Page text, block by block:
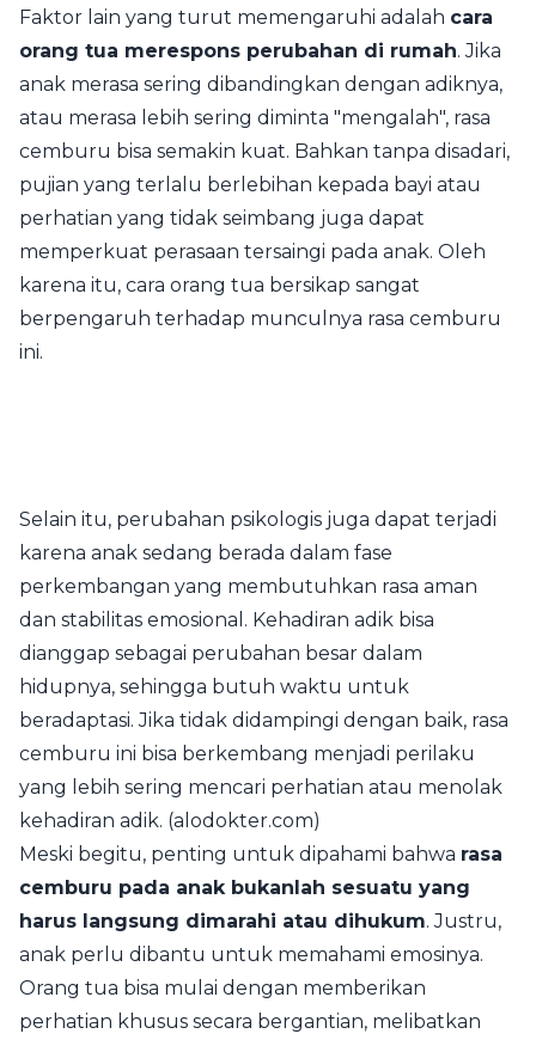
Faktor lain yang turut memengaruhi adalah cara
orang tua merespons perubahan di rumah. Jika
anak merasa sering dibandingkan dengan adiknya,
atau merasa lebih sering diminta "mengalah", rasa
cemburu bisa semakin kuat. Bahkan tanpa disadari,
pujian yang terlalu berlebihan kepada bayi atau
perhatian yang tidak seimbang juga dapat
memperkuat perasaan tersaingi pada anak. Oleh
karena itu, cara orang tua bersikap sangat
berpengaruh terhadap munculnya rasa cemburu
ini.
Selain itu, perubahan psikologis juga dapat terjadi
karena anak sedang berada dalam fase
perkembangan yang membutuhkan rasa aman
dan stabilitas emosional. Kehadiran adik bisa
dianggap sebagai perubahan besar dalam
hidupnya, sehingga butuh waktu untuk
beradaptasi. Jika tidak didampingi dengan baik, rasa
cemburu ini bisa berkembang menjadi perilaku
yang lebih sering mencari perhatian atau menolak
kehadiran adik. (alodokter.com)
Meski begitu, penting untuk dipahami bahwa rasa
cemburu pada anak bukanlah sesuatu yang
harus langsung dimarahi atau dihukum. Justru,
anak perlu dibantu untuk memahami emosinya.
Orang tua bisa mulai dengan memberikan
perhatian khusus secara bergantian, melibatkan